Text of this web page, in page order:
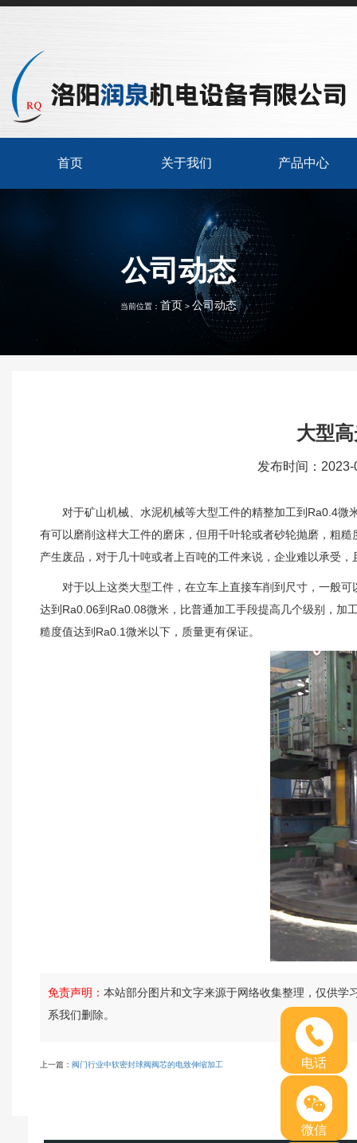
首页 关于我们 产品中心
公司动态
当前位置： 首页 > 公司动态
大型
发布时间：
对于矿山机械、水泥机械等大型工件的精整加工到Ra0.4微
有可以磨削这样大工件的磨床，但用千叶轮或者砂轮抛磨，粗
产生废品，对于几十吨或者上百吨的工件来说，企业难以承受
对于以上这类大型工件，在立车上直接车削到尺寸，一般可
达到Ra0.06到Ra0.08微米，比普通加工手段提高几个级别，加
糙度值达到Ra0.1微米以下，质量更有保证。
免责声明：本站部分图片和文字来源于网络收集整理，仅供学
系我们删除。
上一篇：阀门行业中软密封球阀阀芯的电致伸缩加工 电话
微信